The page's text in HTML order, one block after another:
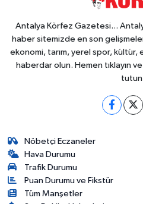
Antalya Körfez Gazetesi...
haber sitemizde en son
ekonomi, tarım, yerel spor, kültür,
haberdar olun. Hemen tıklayın
Nöbetçi Eczaneler
Hava Durumu
Trafik Durumu
Puan Durumu ve Fikstür
Tüm Manşetler